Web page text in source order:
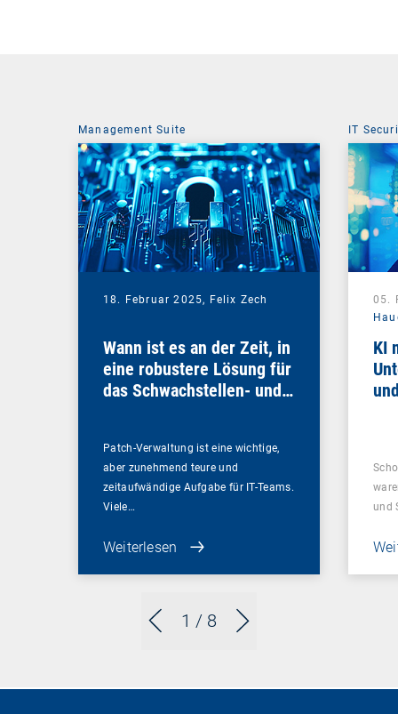
1 / 8
Management Suite
18. Februar 2025, Felix Zech
Wann ist es an der Zeit, in
eine robustere Lösung für
das Schwachstellen- und
Patch-Verwaltung ist eine wichtige,
aber zunehmend teure und
zeitaufwändige Aufgabe für IT-Teams.
Viele…
Weiterlesen
IT
05.
KI
und